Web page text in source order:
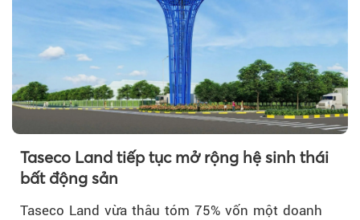
Taseco Land tiếp tục mở rộng hệ sinh thái
bất động sản
Taseco Land vừa thâu tóm 75% vốn một doanh